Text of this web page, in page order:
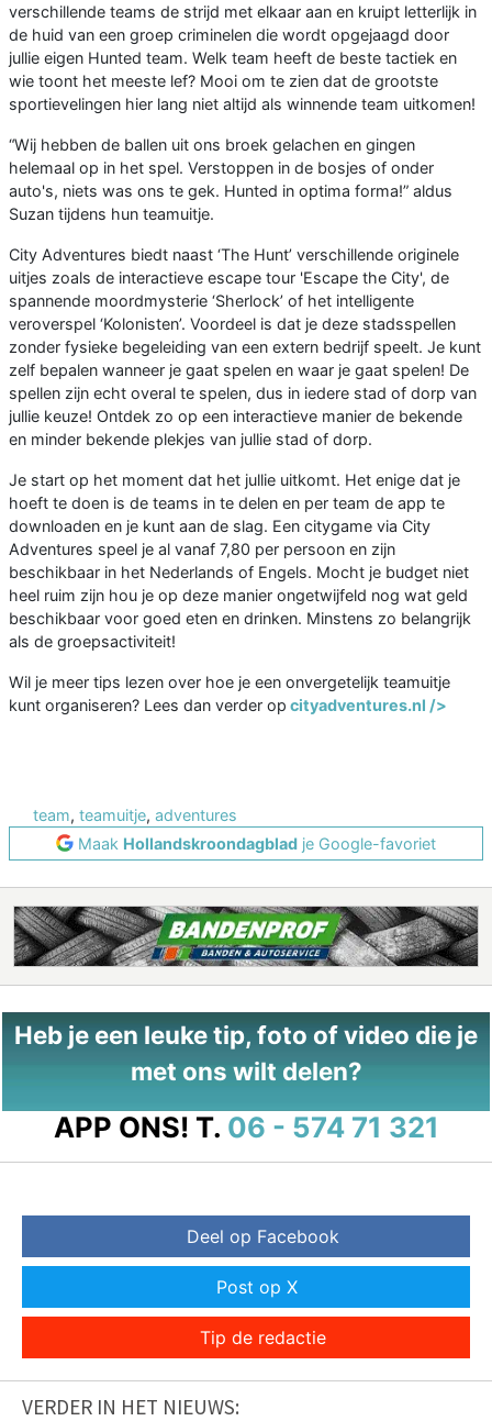
verschillende teams de strijd met elkaar aan en kruipt letterlijk in
de huid van een groep criminelen die wordt opgejaagd door
jullie eigen Hunted team. Welk team heeft de beste tactiek en
wie toont het meeste lef? Mooi om te zien dat de grootste
sportievelingen hier lang niet altijd als winnende team uitkomen!
“Wij hebben de ballen uit ons broek gelachen en gingen
helemaal op in het spel. Verstoppen in de bosjes of onder
auto's, niets was ons te gek. Hunted in optima forma!” aldus
Suzan tijdens hun teamuitje.
City Adventures biedt naast ‘The Hunt’ verschillende originele
uitjes zoals de interactieve escape tour 'Escape the City', de
spannende moordmysterie ‘Sherlock’ of het intelligente
veroverspel ‘Kolonisten’. Voordeel is dat je deze stadsspellen
zonder fysieke begeleiding van een extern bedrijf speelt. Je kunt
zelf bepalen wanneer je gaat spelen en waar je gaat spelen! De
spellen zijn echt overal te spelen, dus in iedere stad of dorp van
jullie keuze! Ontdek zo op een interactieve manier de bekende
en minder bekende plekjes van jullie stad of dorp.
Je start op het moment dat het jullie uitkomt. Het enige dat je
hoeft te doen is de teams in te delen en per team de app te
downloaden en je kunt aan de slag. Een citygame via City
Adventures speel je al vanaf 7,80 per persoon en zijn
beschikbaar in het Nederlands of Engels. Mocht je budget niet
heel ruim zijn hou je op deze manier ongetwijfeld nog wat geld
beschikbaar voor goed eten en drinken. Minstens zo belangrijk
als de groepsactiviteit!
Wil je meer tips lezen over hoe je een onvergetelijk teamuitje
kunt organiseren? Lees dan verder op cityadventures.nl />
team, teamuitje, adventures
Maak Hollandskroondagblad je Google-favoriet
Heb je een leuke tip, foto of video die je
met ons wilt delen?
APP ONS! T. 06 - 574 71 321
Deel op Facebook
Post op X
Tip de redactie
VERDER IN HET NIEUWS: